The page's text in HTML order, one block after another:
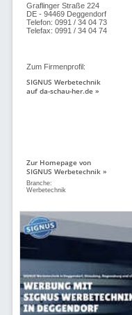
Graflinger Straße 224
DE - 94469 Deggendorf
Telefon: 0991 / 34 04 73
Telefax: 0991 / 34 04 74
Zum Firmenprofil:
SIGNUS Werbetechnik
auf da-schau-her.de »
Zur Homepage von
SIGNUS Werbetechnik »
Branche:
Werbetechnik